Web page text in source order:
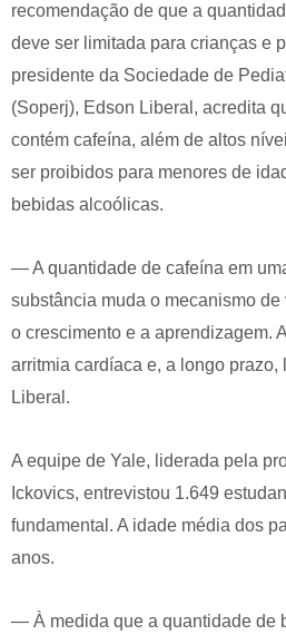
recomendação de que a
deve ser limitada para crianças e
presidente da Sociedade de
(Soperj), Edson Liberal, acredita
contém cafeína, além de altos
ser proibidos para menores de
bebidas alcoólicas.
— A quantidade de cafeína em
substância muda o mecanismo
o crescimento e a aprendizagem.
arritmia cardíaca e, a longo
Liberal.
A equipe de Yale, liderada pela
Ickovics, entrevistou 1.649
fundamental. A idade média dos
anos.
— À medida que a quantidade de